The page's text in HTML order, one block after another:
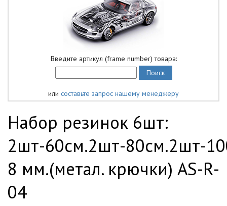
Введите артикул (frame number) товара:
или составьте запрос нашему менеджеру
Набор резинок 6шт:
2шт-60см.2шт-80см.2шт-
8 мм.(метал. крючки) AS-R-
04